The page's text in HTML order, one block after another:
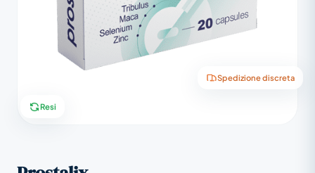
Spedizione discreta
Resi